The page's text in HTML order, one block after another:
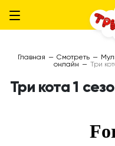
Главная — Смотреть —
онлайн — Три
Три кота 1